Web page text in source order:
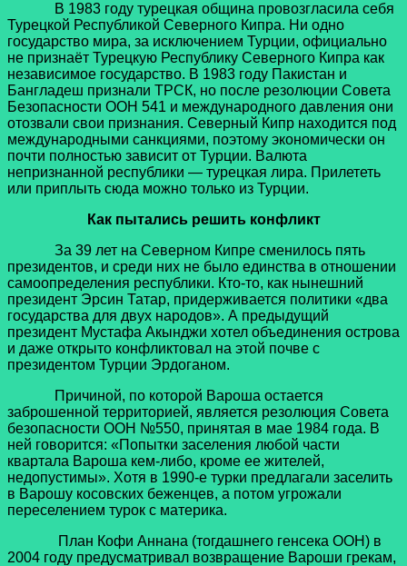
В 1983 году турецкая община провозгласила себя
Турецкой Республикой Северного Кипра. Ни одно
государство мира, за исключением Турции, официально
не признаёт Турецкую Республику Северного Кипра как
независимое государство. В 1983 году Пакистан и
Бангладеш признали ТРСК, но после резолюции Совета
Безопасности ООН 541 и международного давления они
отозвали свои признания. Северный Кипр находится под
международными санкциями, поэтому экономически он
почти полностью зависит от Турции. Валюта
непризнанной республики — турецкая лира. Прилететь
или приплыть сюда можно только из Турции.
Как пытались решить конфликт
За 39 лет на Северном Кипре сменилось пять
президентов, и среди них не было единства в отношении
самоопределения республики. Кто-то, как нынешний
президент Эрсин Татар, придерживается политики «два
государства для двух народов». А предыдущий
президент Мустафа Акынджи хотел объединения острова
и даже открыто конфликтовал на этой почве с
президентом Турции Эрдоганом.
Причиной, по которой Вароша остается
заброшенной территорией, является резолюция Совета
безопасности ООН №550, принятая в мае 1984 года. В
ней говорится: «Попытки заселения любой части
квартала Вароша кем-либо, кроме ее жителей,
недопустимы». Хотя в 1990-е турки предлагали заселить
в Варошу косовских беженцев, а потом угрожали
переселением турок с материка.
План Кофи Аннана (тогдашнего генсека ООН) в
2004 году предусматривал возвращение Вароши грекам,